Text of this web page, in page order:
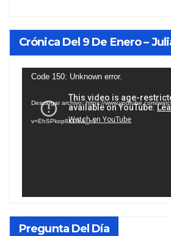
Crónica Del 9 De Enero –
Reproductor
vídeo
Code 150: Unknown error.
Descargar archivo: https://www.youtube.com/
v=EhSPkop8KPY&_=1
Pregunta Del Día